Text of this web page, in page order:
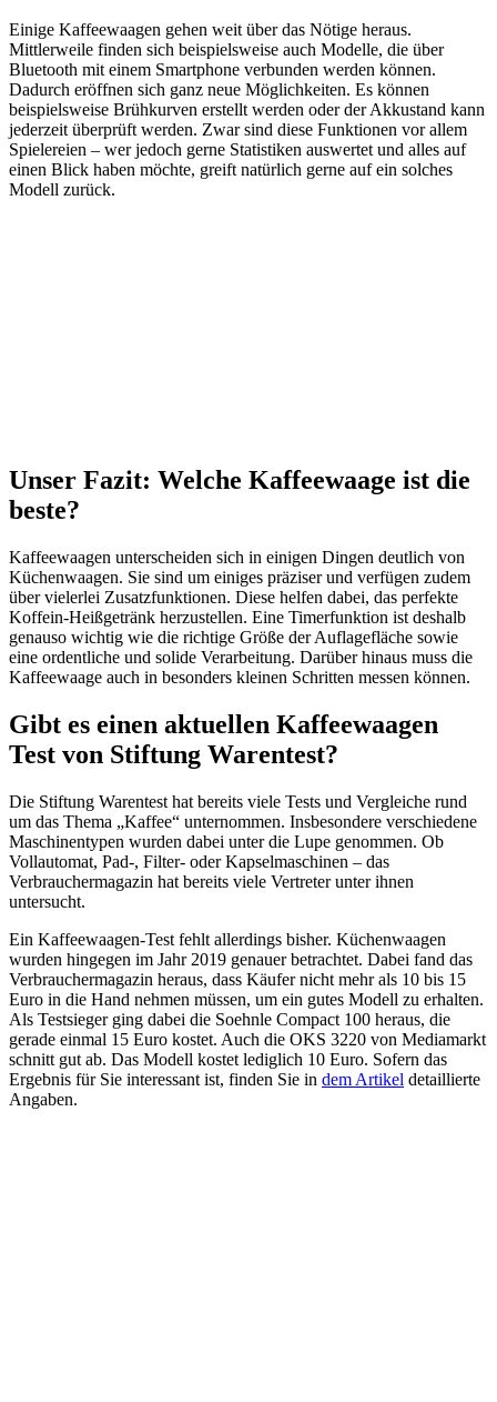
Einige Kaffeewaagen gehen weit über das Nötige heraus.
Mittlerweile finden sich beispielsweise auch Modelle, die über
Bluetooth mit einem Smartphone verbunden werden können.
Dadurch eröffnen sich ganz neue Möglichkeiten. Es können
beispielsweise Brühkurven erstellt werden oder der Akkustand kann
jederzeit überprüft werden. Zwar sind diese Funktionen vor allem
Spielereien – wer jedoch gerne Statistiken auswertet und alles auf
einen Blick haben möchte, greift natürlich gerne auf ein solches
Modell zurück.
Unser Fazit: Welche Kaffeewaage ist die
beste?
Kaffeewaagen unterscheiden sich in einigen Dingen deutlich von
Küchenwaagen. Sie sind um einiges präziser und verfügen zudem
über vielerlei Zusatzfunktionen. Diese helfen dabei, das perfekte
Koffein-Heißgetränk herzustellen. Eine Timerfunktion ist deshalb
genauso wichtig wie die richtige Größe der Auflagefläche sowie
eine ordentliche und solide Verarbeitung. Darüber hinaus muss die
Kaffeewaage auch in besonders kleinen Schritten messen können.
Gibt es einen aktuellen Kaffeewaagen
Test von Stiftung Warentest?
Die Stiftung Warentest hat bereits viele Tests und Vergleiche rund
um das Thema „Kaffee“ unternommen. Insbesondere verschiedene
Maschinentypen wurden dabei unter die Lupe genommen. Ob
Vollautomat, Pad-, Filter- oder Kapselmaschinen – das
Verbrauchermagazin hat bereits viele Vertreter unter ihnen
untersucht.
Ein Kaffeewaagen-Test fehlt allerdings bisher. Küchenwaagen
wurden hingegen im Jahr 2019 genauer betrachtet. Dabei fand das
Verbrauchermagazin heraus, dass Käufer nicht mehr als 10 bis 15
Euro in die Hand nehmen müssen, um ein gutes Modell zu erhalten.
Als Testsieger ging dabei die Soehnle Compact 100 heraus, die
gerade einmal 15 Euro kostet. Auch die OKS 3220 von Mediamarkt
schnitt gut ab. Das Modell kostet lediglich 10 Euro. Sofern das
Ergebnis für Sie interessant ist, finden Sie in dem Artikel detaillierte
Angaben.